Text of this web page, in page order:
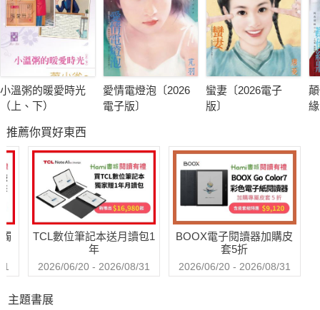
小溫粥的暖愛時光
（上、下）
愛情電燈泡〔2026
電子版〕
蠻妻〔2026電子
版〕
推薦你買好東西
TCL數位筆記本送月讀包1
年
2026/06/20 - 2026/08/31
BOOX電子閱讀器加購皮
套5折
2026/06/20 - 2026/08/31
主題書展